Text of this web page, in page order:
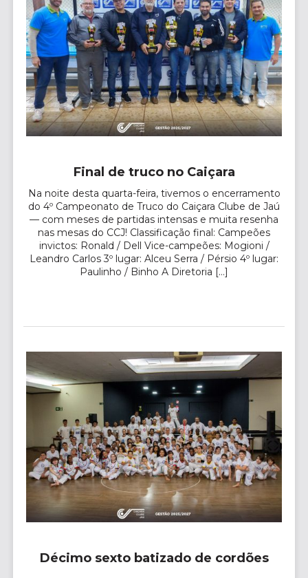
Final de truco no Caiçara
Na noite desta quarta-feira, tivemos o encerramento
do 4º Campeonato de Truco do Caiçara Clube de Jaú
— com meses de partidas intensas e muita resenha
nas mesas do CCJ! Classificação final: Campeões
invictos: Ronald / Dell Vice-campeões: Mogioni /
Leandro Carlos 3º lugar: Alceu Serra / Pérsio 4º lugar:
Paulinho / Binho A Diretoria […]
Décimo sexto batizado de cordões